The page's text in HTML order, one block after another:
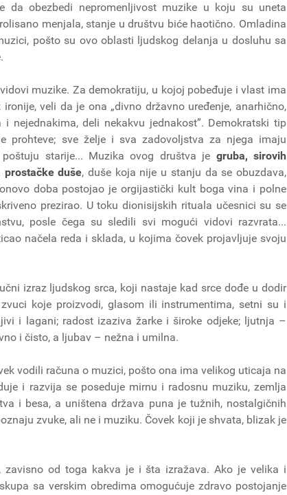
da obezbedi nepromenljivost muzike u koju su uneta
menjala, stanje u društvu biće haotično. Omladina
pošto su ovo oblasti ljudskog delanja u dosluhu sa
muzike. Za demokratiju, u kojoj pobeđuje i vlast ima
veli da je ona „divno državno uređenje, anarhično,
nejednakima, deli nekakvu jednakost”. Demokratski tip
prohteve; sve želje i sva zadovoljstva za njega imaju
starije... Muzika ovog društva je gruba, sirovih
prostačke duše, duše koja nije u stanju da se obuzdava,
doba postojao je orgijastički kult boga vina i polne
prezirao. U toku dionisijskih rituala učesnici su se
posle čega su sledili svi mogući vidovi razvrata...
načela reda i sklada, u kojima čovek projavljuje svoju
izraz ljudskog srca, koji nastaje kad srce dođe u dodir
koje proizvodi, glasom ili instrumentima, setni su i
i lagani; radost izaziva žarke i široke odjeke; ljutnja –
i čisto, a ljubav – nežna i umilna.
vodili računa o muzici, pošto ona ima velikog uticaja na
i razvija se poseduje mirnu i radosnu muziku, zemlja
i besa, a uništena država puna je tužnih, nostalgičnih
zvuke, ali ne i muziku. Čovek koji je shvata, blizak je
od toga kakva je i šta izražava. Ako je velika i
sa verskim obredima omogućuje zdravo postojanje